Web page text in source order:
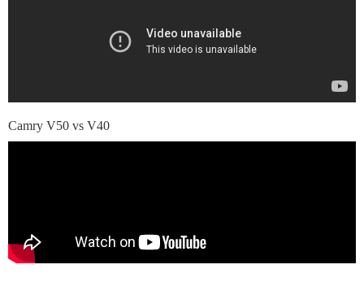
Camry V50 vs V40